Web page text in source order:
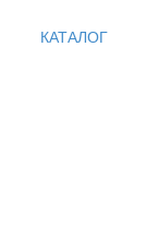
КАТАЛОГ